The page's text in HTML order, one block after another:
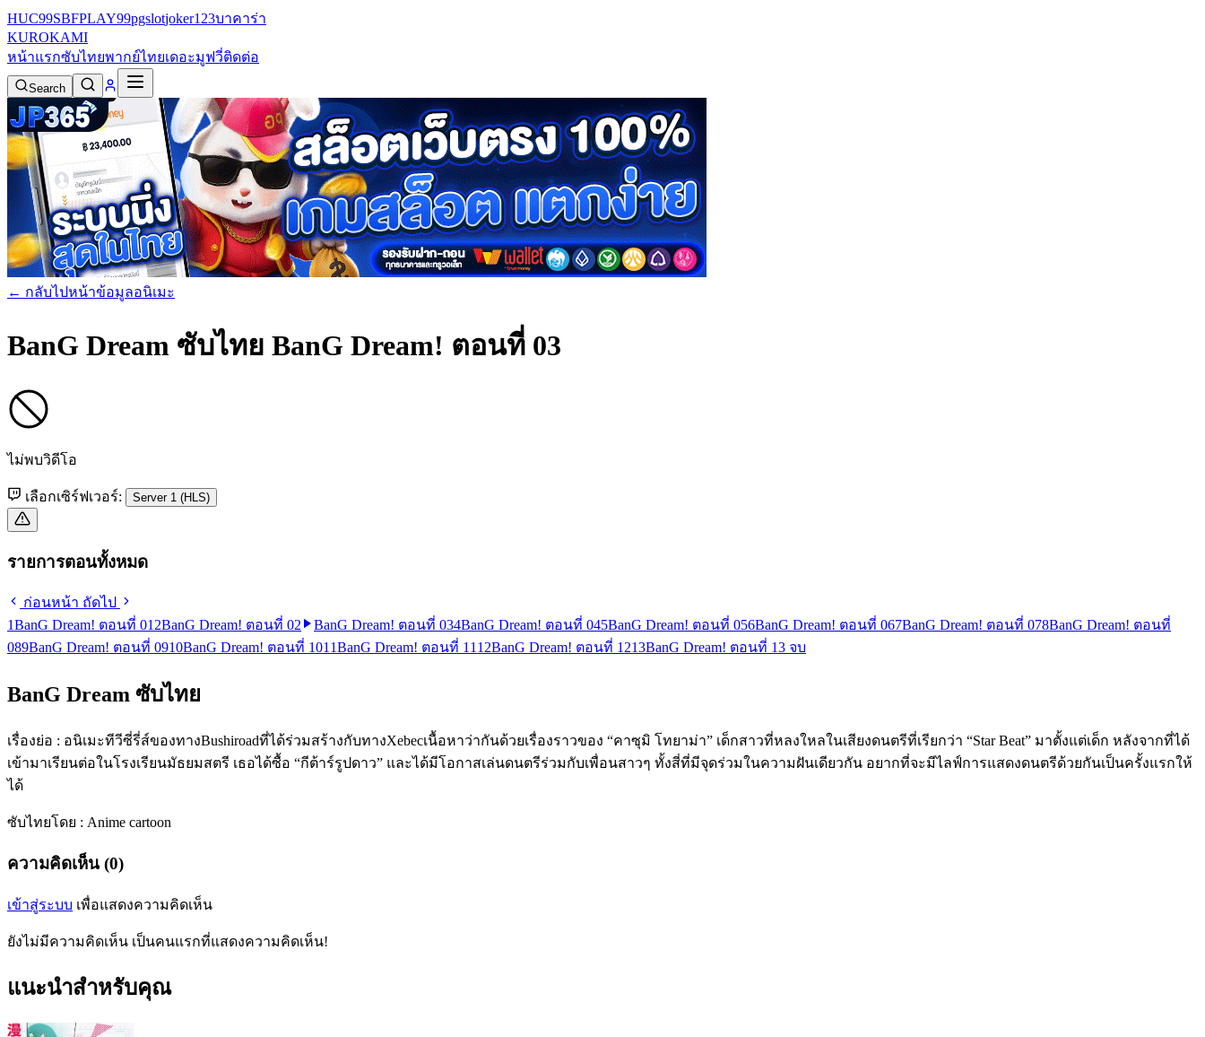
HUC99SBFPLAY99pgslotjoker123บาคาร่า
KUROKAMI
หน้าแรกซับไทยพากย์ไทยเดอะมูฟวี่ติดต่อ
Search
← กลับไปหน้าข้อมูลอนิเมะ
BanG Dream ซับไทย BanG Dream! ตอนที่ 03
ไม่พบวิดีโอ
เลือกเซิร์ฟเวอร์: Server 1 (HLS)
รายการตอนทั้งหมด
ก่อนหน้า ถัดไป
1BanG Dream! ตอนที่ 01 2BanG Dream! ตอนที่ 02 BanG Dream! ตอนที่ 034BanG Dream! ตอนที่ 045BanG Dream! ตอนที่ 056BanG Dream! ตอนที่ 067BanG Dream! ตอนที่ 078BanG Dream! ตอนที่
089BanG Dream! ตอนที่ 0910BanG Dream! ตอนที่ 1011BanG Dream! ตอนที่ 11 12BanG Dream! ตอนที่ 1213BanG Dream! ตอนที่ 13 จบ
BanG Dream ซับไทย
เรื่องย่อ : อนิเมะทีวีซี่รี่ส์ของทางBushiroadที่ได้ร่วมสร้างกับทางXebecเนื้อหาว่ากันด้วยเรื่องราวของ “คาซุมิ โทยาม่า” เด็กสาวที่หลงใหลในเสียงดนตรีที่เรียกว่า “Star Beat” มาตั้งแต่เด็ก หลังจากที่ได้
เข้ามาเรียนต่อในโรงเรียนมัธยมสตรี เธอได้ซื้อ “กีต้าร์รูปดาว” และได้มีโอกาสเล่นดนตรีร่วมกับเพื่อนสาวๆ ทั้งสี่ที่มีจุดร่วมในความฝันเดียวกัน อยากที่จะมีไลฟ์การแสดงดนตรีด้วยกันเป็นครั้งแรกให้
ได้
ซับไทยโดย : Anime cartoon
ความคิดเห็น (0)
เข้าสู่ระบบ เพื่อแสดงความคิดเห็น
ยังไม่มีความคิดเห็น เป็นคนแรกที่แสดงความคิดเห็น!
แนะนำสำหรับคุณ